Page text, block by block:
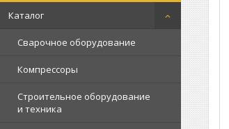
Каталог
Сварочное оборудование
Компрессоры
Строительное оборудование
и техника